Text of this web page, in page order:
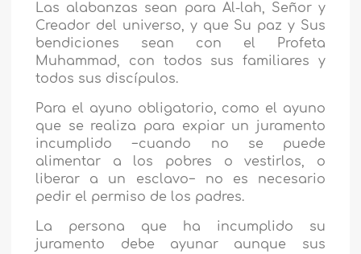
Las alabanzas sean para Al-lah, Señor y
Creador del universo, y que Su paz y Sus
bendiciones sean con el Profeta
Muhammad, con todos sus familiares y
todos sus discípulos.
Para el ayuno obligatorio, como el ayuno
que se realiza para expiar un juramento
incumplido −cuando no se puede
alimentar a los pobres o vestirlos, o
liberar a un esclavo− no es necesario
pedir el permiso de los padres.
La persona que ha incumplido su
juramento debe ayunar aunque sus